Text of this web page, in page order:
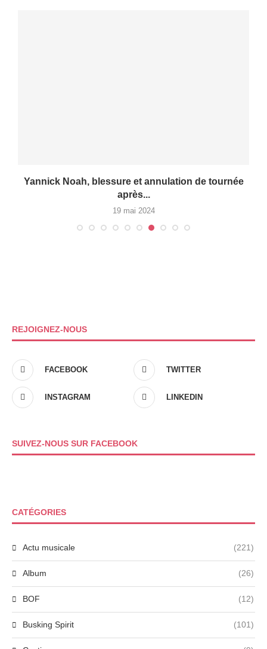
Yannick Noah, blessure et annulation de tournée
après...
19 mai 2024
REJOIGNEZ-NOUS
FACEBOOK TWITTER
INSTAGRAM LINKEDIN
SUIVEZ-NOUS SUR FACEBOOK
CATÉGORIES
Actu musicale (221)
Album (26)
BOF (12)
Busking Spirit (101)